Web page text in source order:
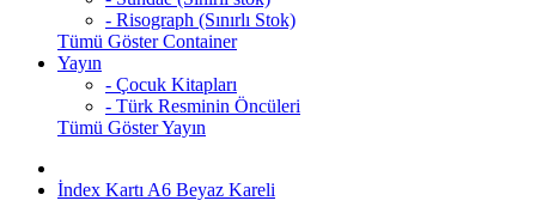
- Risograph (Sınırlı Stok)
Tümü Göster Container
Yayın
- Çocuk Kitapları
- Türk Resminin Öncüleri
Tümü Göster Yayın
İndex Kartı A6 Beyaz Kareli